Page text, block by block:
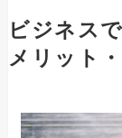
ビジネス
メリット